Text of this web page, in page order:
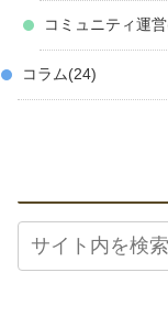
コミュニティ運営
コラム 24